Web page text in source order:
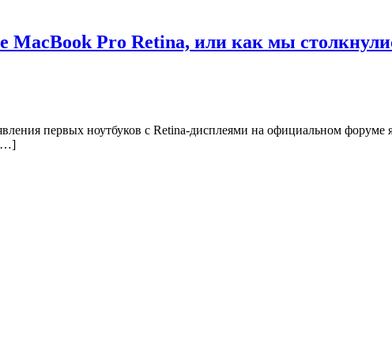
MacBook Pro Retina, или как мы
первых ноутбуков с Retina-дисплеями на официальном